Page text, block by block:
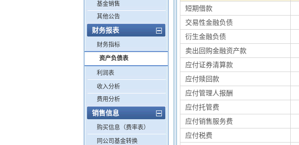
基金销售
其他公告
财务报表
财务指标
资产负债表
利润表
收入分析
费用分析
销售信息
购买信息（费率表）
同公司基金转换
短期借款
交易性金融负债
衍生金融负债
卖出回购金融资产款
应付证券清算款
应付赎回款
应付管理人报酬
应付托管费
应付销售服务费
应付税费